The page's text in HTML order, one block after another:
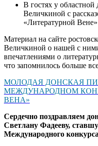
В гостях у
Величкиной с
«Литературной Вене»
Материал на сайте
Величкиной о нашей с
впечатлениями о
что запомнилось больше
МОЛОДАЯ ДОНСКАЯ
МЕЖДУНАРОДНОМ
ВЕНА»
Сердечно поздравляем
Светлану Фадееву,
Международного